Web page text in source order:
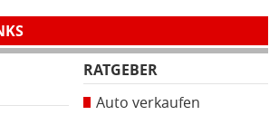
RATGEBER
Auto verkaufen